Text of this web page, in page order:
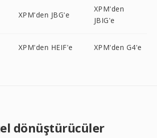
XPM'den JBG'e
XPM'den
JBIG'e
XPM'den HEIF'e XPM'den G4'e
dönüştürücüler